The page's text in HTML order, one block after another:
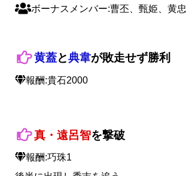
ボーナスメンバー:曹丕、甄姫、黄忠
黄蓋と典韋が敗走せず勝利
報酬:貴石2000
真・遠呂智を撃破
報酬:巧珠1